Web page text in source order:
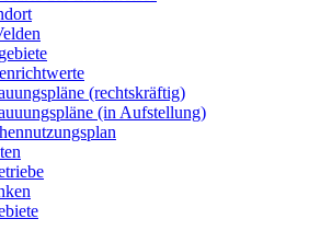
(rechtskräftig)
(in Aufstellung)